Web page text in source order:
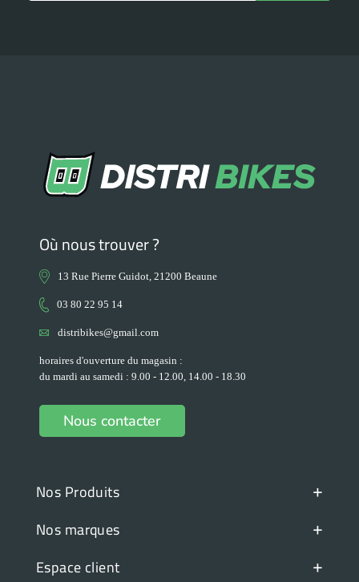
Où nous trouver ?
13 Rue Pierre Guidot, 21200 Beaune
03 80 22 95 14
distribikes@gmail.com
horaires d'ouverture du magasin :
du mardi au samedi : 9.00 - 12.00, 14.00 - 18.30
Nous contacter
Nos Produits +
Nos marques +
Espace client +